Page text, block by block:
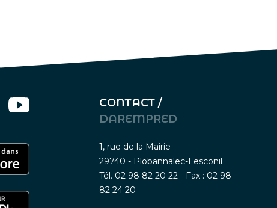
CONTACT /
DAREMPRED
1, rue de la Mairie
29740 - Plobannalec-Lesconil
Tél. 02 98 82 20 22 - Fax : 02 98
82 24 20